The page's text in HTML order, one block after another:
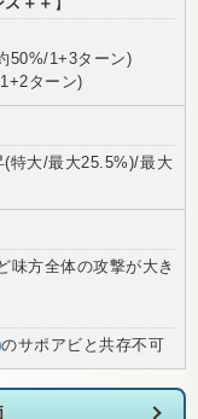
50%/1+3ターン)
ターン)
(特大/最大25.5%)/最大
味方全体の攻撃が大き
のサポアビと共存不可